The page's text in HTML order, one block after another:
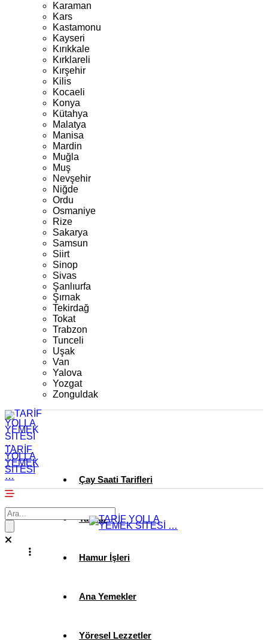
Karaman
Kars
Kastamonu
Kayseri
Kırıkkale
Kırklareli
Kırşehir
Kilis
Kocaeli
Konya
Kütahya
Malatya
Manisa
Mardin
Muğla
Muş
Nevşehir
Niğde
Ordu
Osmaniye
Rize
Sakarya
Samsun
Siirt
Sinop
Sivas
Şanlıurfa
Şırnak
Tekirdağ
Tokat
Trabzon
Tunceli
Uşak
Van
Yalova
Yozgat
Zonguldak
TARİF
YOLLA
YEMEK
SİTESİ
… Çay Saati Tarifleri
Tatlılar
Hamur İşleri
Ana Yemekler
Yöresel Lezzetler